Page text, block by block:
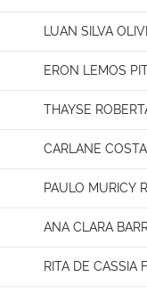
LUAN SILVA
ERON LEMOS
THAYSE
CARLANE
PAULO MURICY
ANA CLARA
RITA DE CASSIA